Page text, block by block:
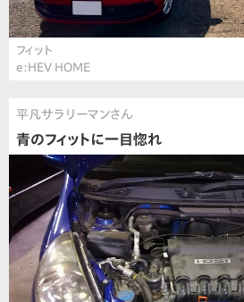
フィット
e:HEV HOME
平凡サラリーマンさん
青のフィットに一目惚れ